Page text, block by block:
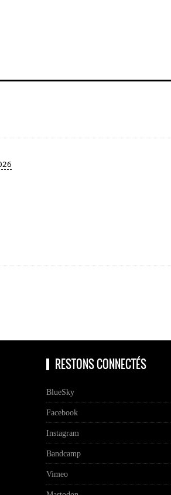
RESTONS CONNECTÉS
BlueSky
Facebook
Instagram
Bandcamp
Vimeo